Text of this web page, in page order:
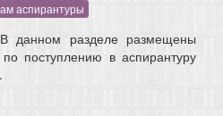
аспирантуры
данном разделе размещены
поступлению в аспирантуру